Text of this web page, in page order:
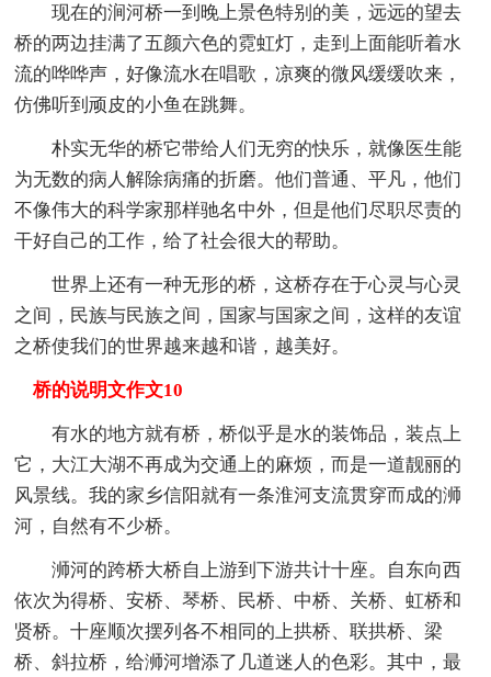
现在的涧河桥一到晚上景色特别的美，远远的望去
桥的两边挂满了五颜六色的霓虹灯，走到上面能听着水
流的哗哗声，好像流水在唱歌，凉爽的微风缓缓吹来，
仿佛听到顽皮的小鱼在跳舞。
朴实无华的桥它带给人们无穷的快乐，就像医生能
为无数的病人解除病痛的折磨。他们普通、平凡，他们
不像伟大的科学家那样驰名中外，但是他们尽职尽责的
干好自己的工作，给了社会很大的帮助。
世界上还有一种无形的桥，这桥存在于心灵与心灵
之间，民族与民族之间，国家与国家之间，这样的友谊
之桥使我们的世界越来越和谐，越美好。
桥的说明文作文10
有水的地方就有桥，桥似乎是水的装饰品，装点上
它，大江大湖不再成为交通上的麻烦，而是一道靓丽的
风景线。我的家乡信阳就有一条淮河支流贯穿而成的浉
河，自然有不少桥。
浉河的跨桥大桥自上游到下游共计十座。自东向西
依次为得桥、安桥、琴桥、民桥、中桥、关桥、虹桥和
贤桥。十座顺次摆列各不相同的上拱桥、联拱桥、梁
桥、斜拉桥，给浉河增添了几道迷人的色彩。其中，最